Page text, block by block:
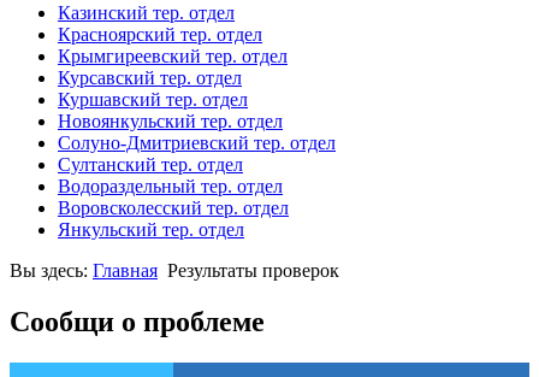
Казинский тер. отдел
Красноярский тер. отдел
Крымгиреевский тер. отдел
Курсавский тер. отдел
Куршавский тер. отдел
Новоянкульский тер. отдел
Солуно-Дмитриевский тер. отдел
Султанский тер. отдел
Водораздельный тер. отдел
Воровсколесский тер. отдел
Янкульский тер. отдел
Вы здесь: Главная Результаты проверок
Сообщи о проблеме